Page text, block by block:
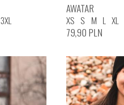
3XL
AWATAR
XS S M L XL
79,90 PLN